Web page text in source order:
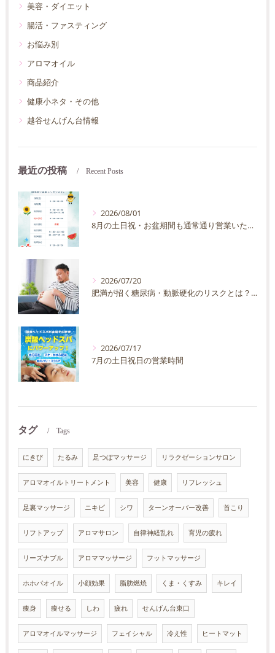
美容・ダイエット
腸活・ファスティング
お悩み別
アロマオイル
商品紹介
健康小ネタ・その他
越谷せんげん台情報
最近の投稿 Recent Posts
2026/08/01
8月の土日祝・お盆期間も通常通り営業いたします
2026/07/20
肥満が招く糖尿病・動脈硬化のリスクとは？30代40代男性が今すぐ始めたい予防法を徹底解説
2026/07/17
7月の土日祝日の営業時間
タグ Tags
にきび たるみ 足つぼマッサージ リラクゼーションサロン
アロマオイルトリートメント 美容 健康 リフレッシュ
足裏マッサージ ニキビ シワ ターンオーバー改善 首こり
リフトアップ アロマサロン 自律神経乱れ 育児の疲れ
リーズナブル アロママッサージ フットマッサージ
ホホバオイル 小顔効果 脂肪燃焼 くま・くすみ キレイ
痩身 痩せる しわ 疲れ せんげん台東口
アロマオイルマッサージ フェイシャル 冷え性 ヒートマット